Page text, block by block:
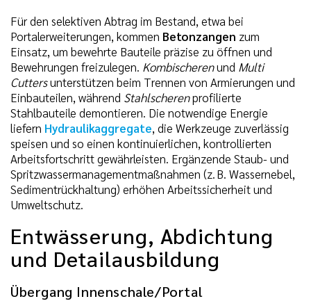
Für den selektiven Abtrag im Bestand, etwa bei
Portalerweiterungen, kommen Betonzangen zum
Einsatz, um bewehrte Bauteile präzise zu öffnen und
Bewehrungen freizulegen. Kombischerenund Multi
Cuttersunterstützen beim Trennen von Armierungen und
Einbauteilen, während Stahlscherenprofilierte
Stahlbauteile demontieren. Die notwendige Energie
liefern Hydraulikaggregate, die Werkzeuge zuverlässig
speisen und so einen kontinuierlichen, kontrollierten
Arbeitsfortschritt gewährleisten. Ergänzende Staub- und
Spritzwassermanagementmaßnahmen (z. B. Wassernebel,
Sedimentrückhaltung) erhöhen Arbeitssicherheit und
Umweltschutz.
Entwässerung, Abdichtung
und Detailausbildung
Übergang Innenschale/Portal